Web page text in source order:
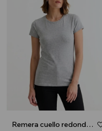
Remera cuello redondo ICONIC 150 - Gris